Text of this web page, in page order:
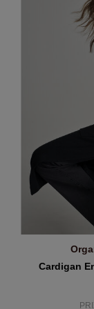
Cardigan